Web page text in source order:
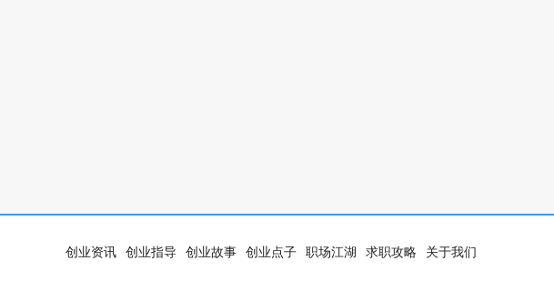
创业资讯 创业指导 创业故事 创业点子 职场江湖 求职攻略 关于我们